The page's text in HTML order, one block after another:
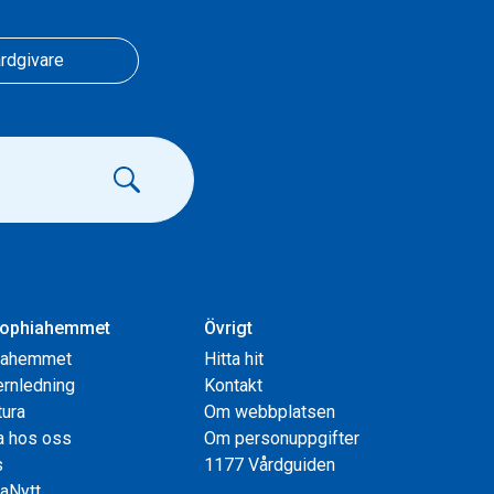
hos oss
Övrigt
Hitta hit
Kontakt
Om webbplatsen
Om personuppgifter
1177 Vårdguiden